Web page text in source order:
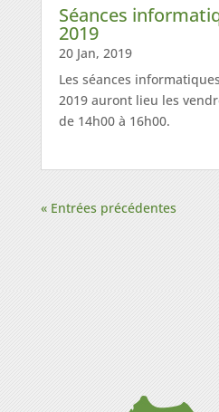
Séances
2019
20 Jan, 2019
Les séances
2019 auront lieu les
de 14h00 à 16h00.
« Entrées précédentes